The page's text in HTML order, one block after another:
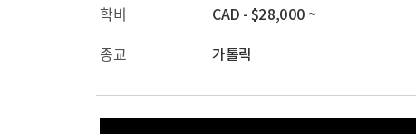
학비
CAD - $28,000 ~
종교
가톨릭